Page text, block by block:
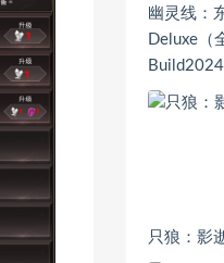
幽灵线：
Deluxe（
只狼：影